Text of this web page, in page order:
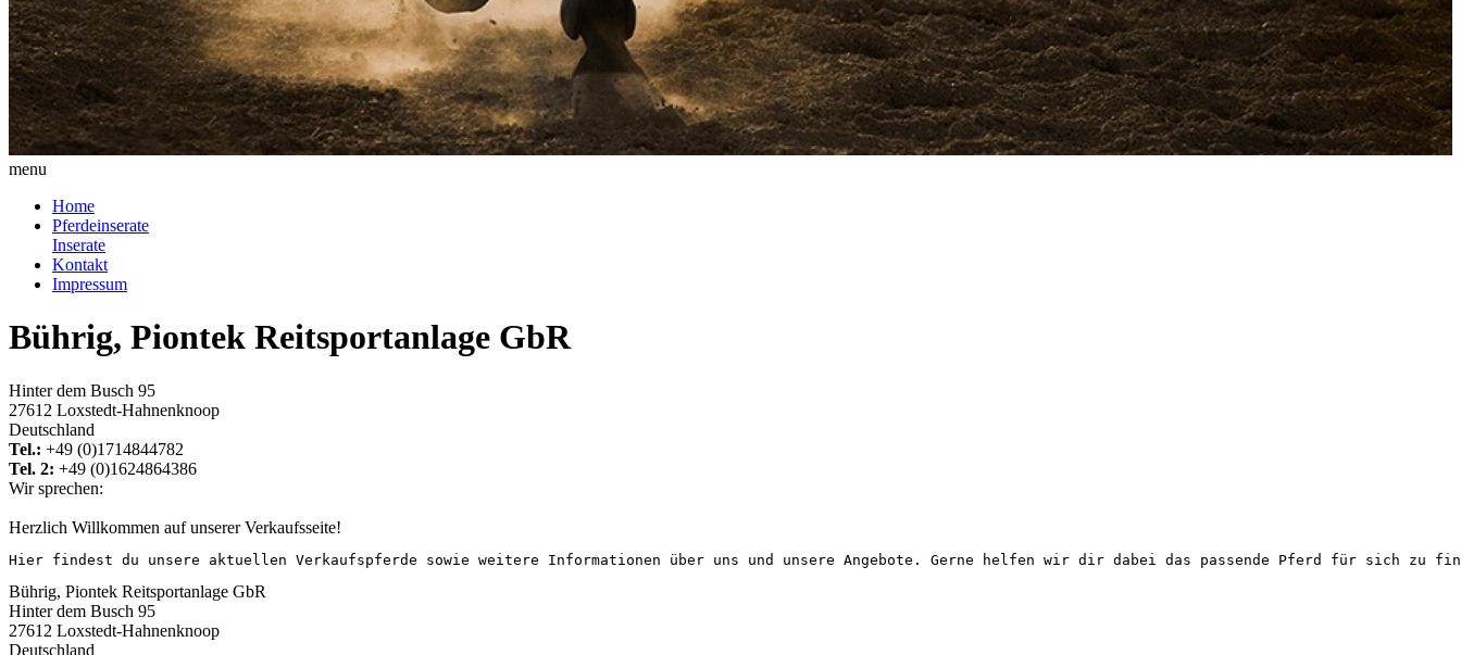
menu
Home
Pferdeinserate
Inserate
Kontakt
Impressum
Bührig, Piontek Reitsportanlage GbR
Hinter dem Busch 95
27612 Loxstedt-Hahnenknoop
Deutschland
Tel.: +49 (0)1714844782
Tel. 2: +49 (0)1624864386
Wir sprechen:
Herzlich Willkommen auf unserer Verkaufsseite!
Hier findest du unsere aktuellen Verkaufspferde sowie weitere Informationen über uns und unsere Angebote. Gerne helfen wir dir dabei das passende Pferd für sich zu
Bührig, Piontek Reitsportanlage GbR
Hinter dem Busch 95
27612 Loxstedt-Hahnenknoop
Deutschland